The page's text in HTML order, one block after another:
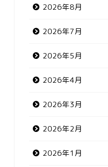
2026年8月
2026年7月
2026年5月
2026年4月
2026年3月
2026年2月
2026年1月